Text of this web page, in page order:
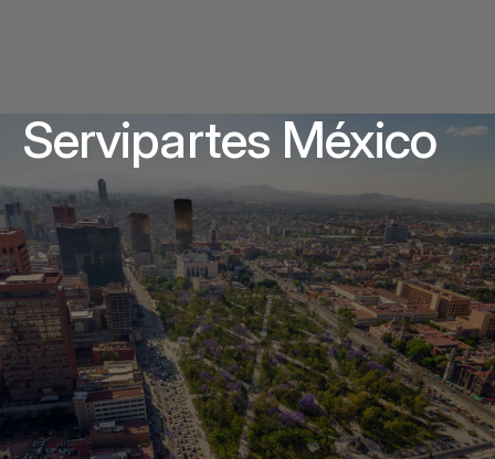
Servipartes México